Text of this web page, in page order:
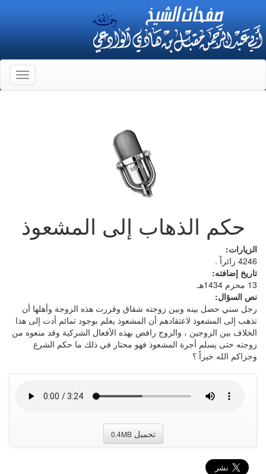
حكم الذهاب إلى المشعوذ
الزيارات:
4246 زائراً .
تاريخ إضافته:
13 محرم 1434هـ
نص السؤال:
رجل سني حصل بينه وبين زوجته شقاق وقررت هذه الزوجة وأهلها أن
تذهب إلى المشعوذ لاعتقادهم أن المشعوذ يعلم بوجود تمائم أدت إلى هذا
الخلاف بين الزوجين ، والزوج رافض بهذه الأفعال الشركية وقد منعوه من
زوجته حتى يسلم أجرة المشعوذ فهو محتار في ذلك ما حكم الشرع
وجزاكم الله خيراً ؟
تحميل0.4MB